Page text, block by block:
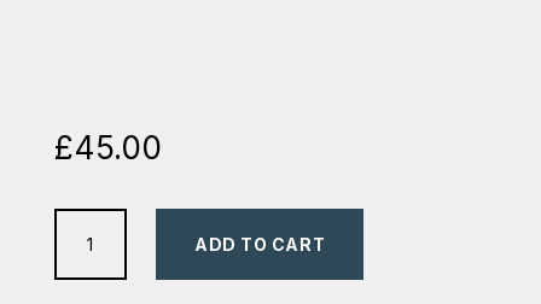
£45.00
medie
ADD TO CART